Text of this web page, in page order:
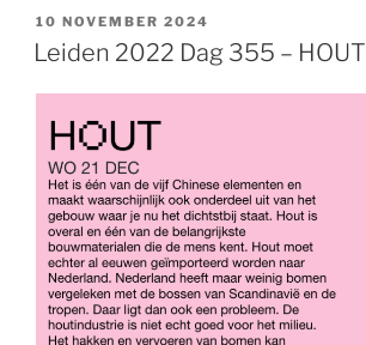
GEPLAATST
OP
10 NOVEMBER 2024
Leiden 2022 Dag 355 – HOUT